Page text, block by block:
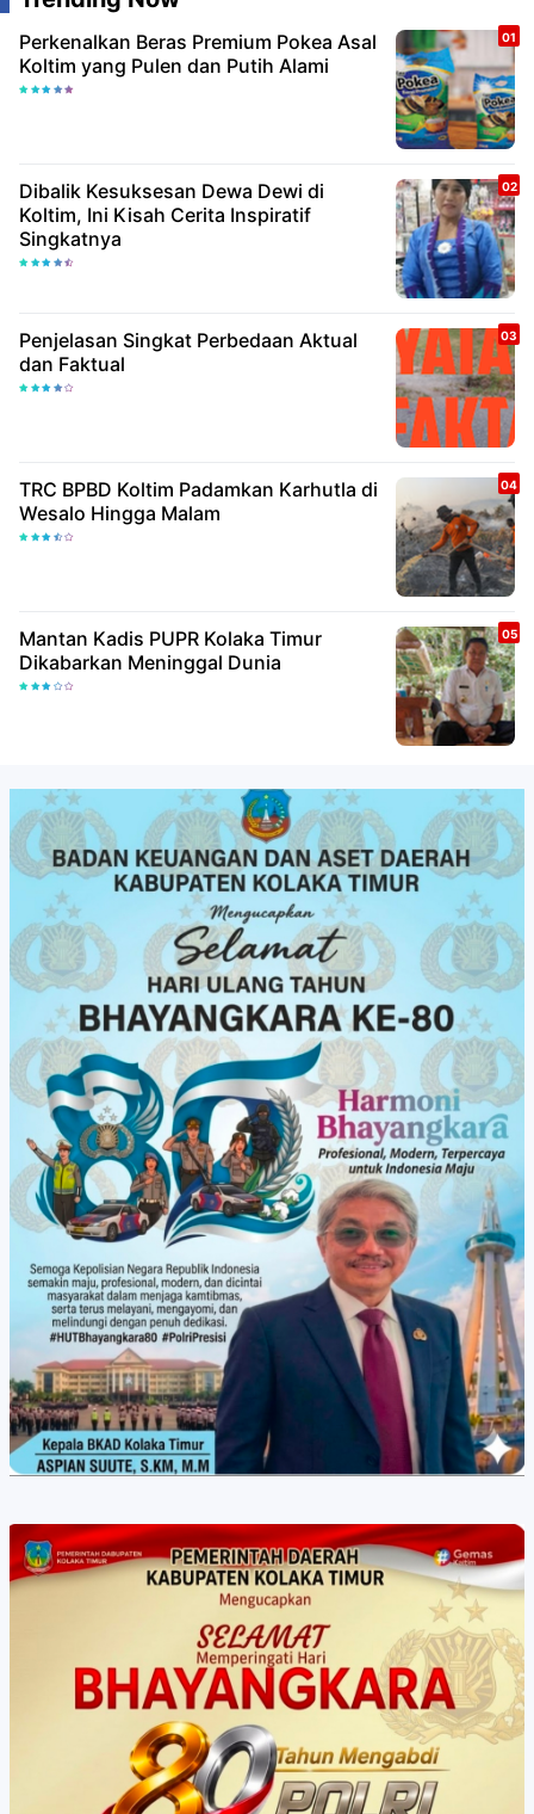
Perkenalkan Beras Premium Pokea Asal
Koltim yang Pulen dan Putih Alami
Dibalik Kesuksesan Dewa Dewi di
Koltim, Ini Kisah Cerita Inspiratif
Singkatnya
Penjelasan Singkat Perbedaan Aktual
dan Faktual
TRC BPBD Koltim Padamkan Karhutla di
Wesalo Hingga Malam
Mantan Kadis PUPR Kolaka Timur
Dikabarkan Meninggal Dunia